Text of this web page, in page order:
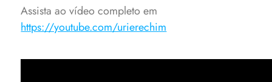
Assista ao vídeo completo em
https://youtube.com/urierechim